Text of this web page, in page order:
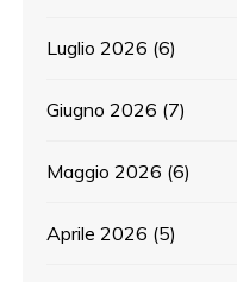
Luglio 2026 (6)
Giugno 2026 (7)
Maggio 2026 (6)
Aprile 2026 (5)